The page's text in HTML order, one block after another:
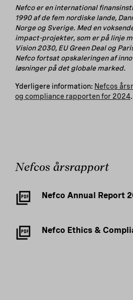
Nefco er en international
1990 af de fem nordiske lande,
Norge og Sverige. Med en
impact-projekter, som er på linje
Vision 2030, EU Green Deal og
Nefco fortsat opskaleringen af
løsninger på det globale marked.
Yderligere information: Nefcos
og compliance rapporten for 2024.
Nefcos årsrapport
Nefco Annual Report
Nefco Ethics &